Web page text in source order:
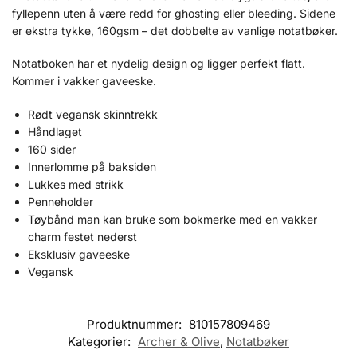
fyllepenn uten å være redd for ghosting eller bleeding. Sidene
er ekstra tykke, 160gsm – det dobbelte av vanlige notatbøker.
Notatboken har et nydelig design og ligger perfekt flatt.
Kommer i vakker gaveeske.
Rødt vegansk skinntrekk
Håndlaget
160 sider
Innerlomme på baksiden
Lukkes med strikk
Penneholder
Tøybånd man kan bruke som bokmerke med en vakker
charm festet nederst
Eksklusiv gaveeske
Vegansk
Produktnummer: 810157809469
Kategorier: Archer & Olive, Notatbøker